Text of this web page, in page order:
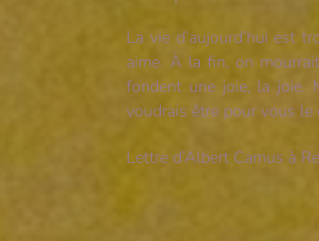
La vie d’aujourd’hui est
aime. À la fin, on
fondent une joie, la joie.
voudrais être pour vous
Lettre d’Albert Camus à